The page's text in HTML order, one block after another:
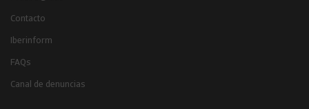
Contacto
Iberinform
FAQs
Canal de denuncias